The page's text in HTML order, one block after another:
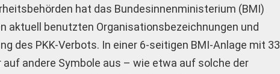
hat das Bundesinnenministerium (BMI)
aktuell benutzten Organisationsbezeichnungen und
des PKK-Verbots. In einer 6-seitigen BMI-Anlage mit 33
andere Symbole aus – wie etwa auf solche der